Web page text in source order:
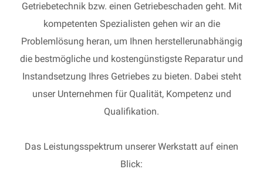
Getriebetechnik bzw. einen Getriebeschaden geht. Mit
kompetenten Spezialisten gehen wir an die
Problemlösung heran, um Ihnen herstellerunabhängig
die bestmögliche und kostengünstigste Reparatur und
Instandsetzung Ihres Getriebes zu bieten. Dabei steht
unser Unternehmen für Qualität, Kompetenz und
Qualifikation.
Das Leistungsspektrum unserer Werkstatt auf einen
Blick: